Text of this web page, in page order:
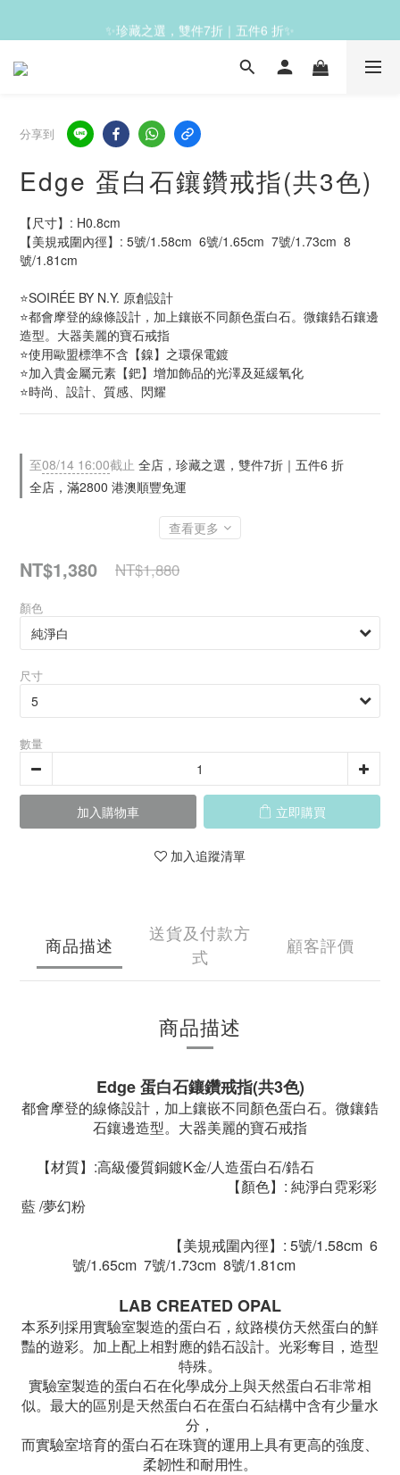
✨珍藏之選，雙件7折｜五件6 折✨
分享到
Edge 蛋白石鑲鑽戒指(共3色)
【尺寸】: H0.8cm
【美規戒圍內徑】: 5號/1.58cm  6號/1.65cm  7號/1.73cm  8
號/1.81cm
⭐SOIRÉE BY N.Y. 原創設計
⭐都會摩登的線條設計，加上鑲嵌不同顏色蛋白石。微鑲鋯石鑲邊
造型。大器美麗的寶石戒指
⭐使用歐盟標準不含【鎳】之環保電鍍
⭐加入貴金屬元素【鈀】增加飾品的光澤及延緩氧化
⭐時尚、設計、質感、閃耀
至08/14 16:00截止 全店，珍藏之選，雙件7折｜五件6 折
全店，滿2800 港澳順豐免運
查看更多
NT$1,380 NT$1,880
顏色
尺寸
數量
加入購物車 立即購買
加入追蹤清單
商品描述
送貨及付款方
式
顧客評價
商品描述
Edge 蛋白石鑲鑽戒指(共3色)
都會摩登的線條設計，加上鑲嵌不同顏色蛋白石。微鑲鋯
石鑲邊造型。大器美麗的寶石戒指
【材質】:高級優質銅鍍K金/人造蛋白石/鋯石
【顏色】: 純淨白霓彩彩
藍/夢幻粉
【美規戒圍內徑】: 5號/1.58cm 6
號/1.65cm 7號/1.73cm 8號/1.81cm
LAB CREATED OPAL
本系列採用實驗室製造的蛋白石，紋路模仿天然蛋白的鮮
豔的遊彩。加上配上相對應的鋯石設計。光彩奪目，造型
特殊。
實驗室製造的蛋白石在化學成分上與天然蛋白石非常相
似。最大的區別是天然蛋白石在蛋白石結構中含有少量水
分，
而實驗室培育的蛋白石在珠寶的運用上具有更高的強度、
柔韌性和耐用性。